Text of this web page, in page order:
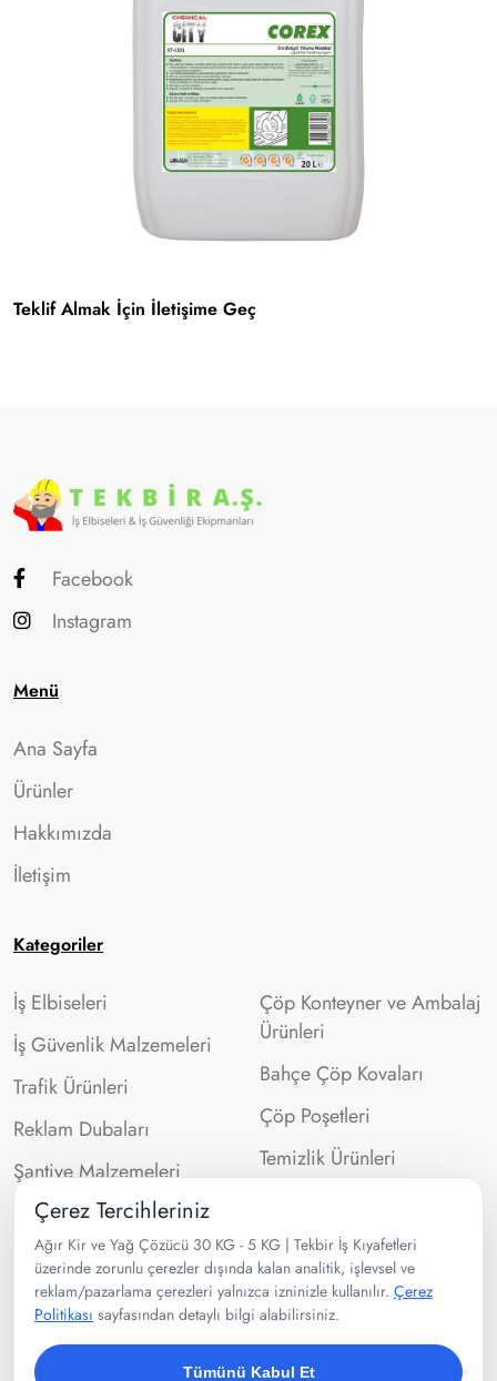
Teklif Almak İçin İletişime Geç
Facebook
Instagram
Menü
Ana Sayfa
Ürünler
Hakkımızda
İletişim
Kategoriler
İş Elbiseleri
İş Güvenlik Malzemeleri
Trafik Ürünleri
Reklam Dubaları
Şantiye Malzemeleri
Çöp Konteyner ve Ambalaj
Ürünleri
Bahçe Çöp Kovaları
Çöp Poşetleri
Temizlik Ürünleri
İletişim Bilgileri
0532 302 99 43
Velibaba Mah Ankara Cad. No:95
Pendik/İSTANBUL
Çerez Tercihleriniz
Ağır Kir ve Yağ Çözücü 30 KG - 5 KG | Tekbir İş Kıyafetleri
üzerinde zorunlu çerezler dışında kalan analitik, işlevsel ve
reklam/pazarlama çerezleri yalnızca izninizle kullanılır. Çerez
Politikası sayfasından detaylı bilgi alabilirsiniz.
Tümünü Kabul Et